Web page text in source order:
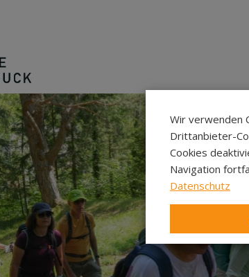
Wir verwenden
Drittanbieter-
Cookies
Navigation
Datenschutz